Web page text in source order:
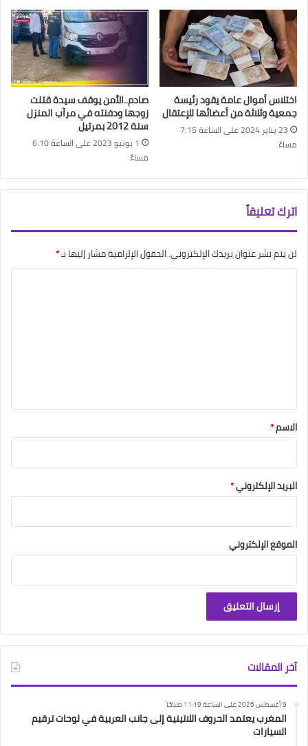
اختلاس أموال عامة يقود رئيسة
جمعية وثلاثة من أعضائها للإعتقال
23 يناير 2024 على الساعة 7:15
مساءً
صادم..الأمن يوقف سيدة قتلت
زوجها ودفنته في مرآب المنزل
سنة 2012 بمرتيل
1 يونيو 2023 على الساعة 6:10
مساءً
اترك تعليقاً
لن يتم نشر عنوان بريدك الإلكتروني.الحقول الإلزامية مشار إليها بـ*
*
الاسم*
البريد الإلكتروني*
الموقع الإلكتروني
آخر المقالات
9 أغسطس 2026 على الساعة 11:19 صباحًا
المغرب يعتمد الحروف اللاتينية إلى جانب العربية في لوحات ترقيم
السيارات